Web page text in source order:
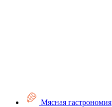
Мясная гастрономия